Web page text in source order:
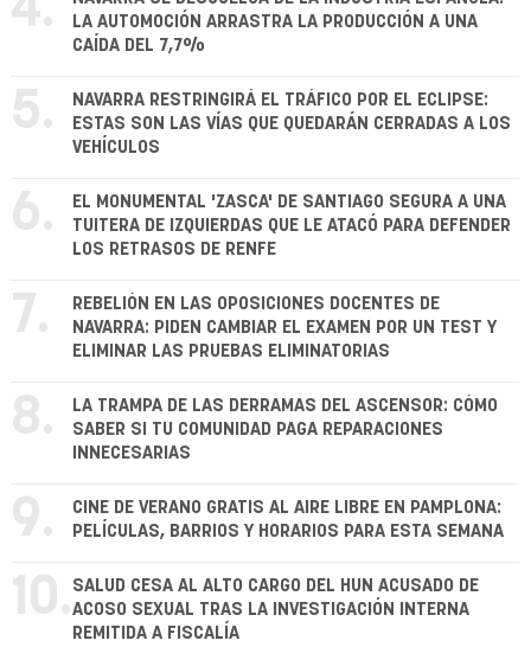
4.
LA AUTOMOCIÓN ARRASTRA LA PRODUCCIÓN A UNA
CAÍDA DEL 7,7%
5.
NAVARRA RESTRINGIRÁ EL TRÁFICO POR EL ECLIPSE:
ESTAS SON LAS VÍAS QUE QUEDARÁN CERRADAS A LOS
VEHÍCULOS
6.
EL MONUMENTAL 'ZASCA' DE SANTIAGO SEGURA A UNA
TUITERA DE IZQUIERDAS QUE LE ATACÓ PARA DEFENDER
LOS RETRASOS DE RENFE
7.
REBELIÓN EN LAS OPOSICIONES DOCENTES DE
NAVARRA: PIDEN CAMBIAR EL EXAMEN POR UN TEST Y
ELIMINAR LAS PRUEBAS ELIMINATORIAS
8.
LA TRAMPA DE LAS DERRAMAS DEL ASCENSOR: CÓMO
SABER SI TU COMUNIDAD PAGA REPARACIONES
INNECESARIAS
9.
CINE DE VERANO GRATIS AL AIRE LIBRE EN PAMPLONA:
PELÍCULAS, BARRIOS Y HORARIOS PARA ESTA SEMANA
10. SALUD CESA AL ALTO CARGO DEL HUN ACUSADO DE
ACOSO SEXUAL TRAS LA INVESTIGACIÓN INTERNA
REMITIDA A FISCALÍA